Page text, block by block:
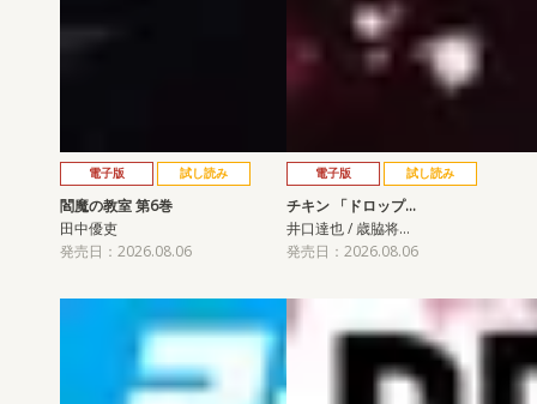
電子版 試し読み
閻魔の教室 第6巻
田中優吏
発売日：2026.08.06
電子版 試し読み
チキン 「ドロップ…
井口達也 / 歳脇将…
発売日：2026.08.06